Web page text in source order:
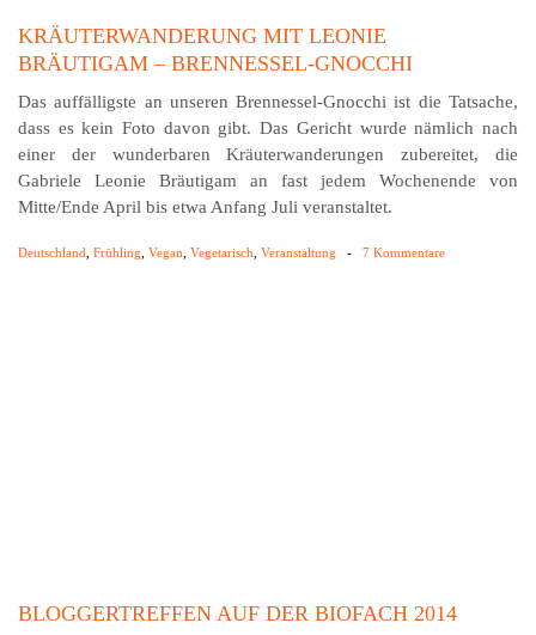
KRÄUTERWANDERUNG MIT LEONIE
BRÄUTIGAM – BRENNESSEL-GNOCCHI
Das auffälligste an unseren Brennessel-Gnocchi ist die Tatsache,
dass es kein Foto davon gibt. Das Gericht wurde nämlich nach
einer der wunderbaren Kräuter­wanderungen zubereitet, die
Gabriele Leonie Bräutigam an fast jedem Wochenende von
Mitte/Ende April bis etwa Anfang Juli veranstaltet.
Deutschland Frühling Vegan Vegetarisch Veranstaltung - 7 Kommentare
BLOGGERTREFFEN AUF DER BIOFACH 2014